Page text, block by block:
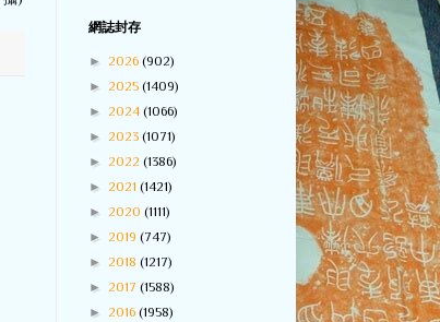
網誌封存
► 2026 (902)
► 2025 (1409)
► 2024 (1066)
► 2023 (1071)
► 2022 (1386)
► 2021 (1421)
► 2020 (1111)
► 2019 (747)
► 2018 (1217)
► 2017 (1588)
► 2016 (1958)